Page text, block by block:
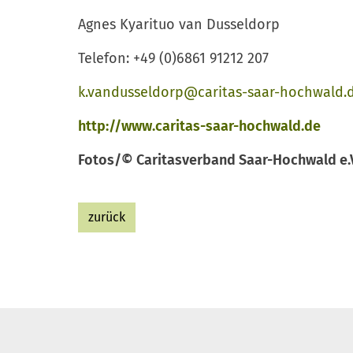
Agnes Kyarituo van Dusseldorp
Telefon: +49 (0)6861 91212 207
k.vandusseldorp@caritas-saar-
http://www.caritas-saar-hochwald.de
Fotos/© Caritasverband Saar-Hochwald
zurück